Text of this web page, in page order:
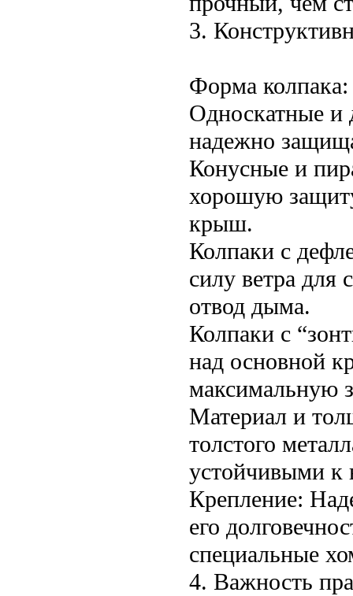
3.
Форма колпака:
Односкатные и
надежно
Конусные и
хорошую
крыш.
Колпаки с
силу ветра для
отвод дыма.
Колпаки с
над основной
максимальную
Материал и
толстого
устойчивыми к
Крепление:
его
специальные
4. Важность